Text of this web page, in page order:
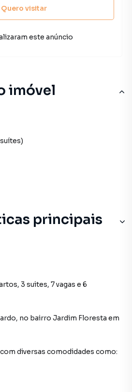
imóvel
principais
3 suites, 7 vagas e 6
, no bairro Jardim Floresta em
diversas comodidades como:
Quero visitar
este anúncio